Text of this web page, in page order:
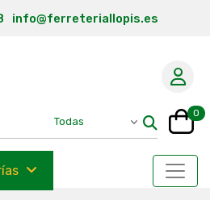
info@ferreteriallopis.es
0